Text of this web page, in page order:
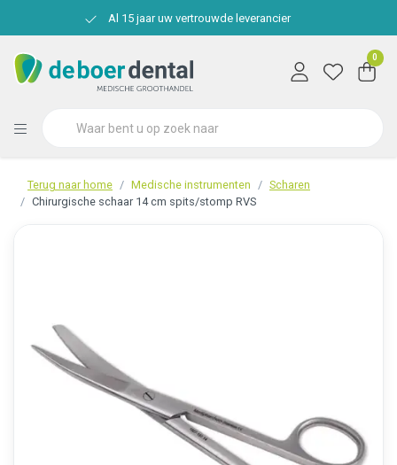
Al 15 jaar uw vertrouwde leverancier
0
Terug naar home Medische instrumenten
Scharen
Chirurgische schaar 14 cm spits/stomp RVS